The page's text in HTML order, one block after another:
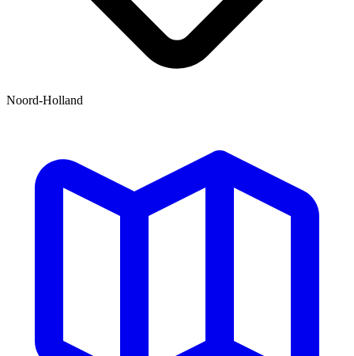
Noord-Holland